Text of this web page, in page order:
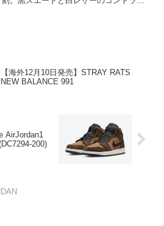
【海外12月10日発売】STRAY RATS
NEW BALANCE 991
AirJordan1
200)